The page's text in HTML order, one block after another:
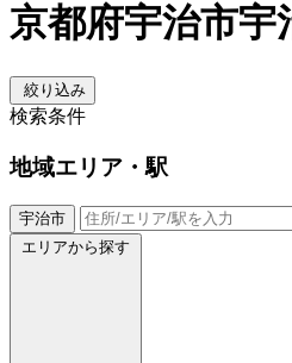
京都府宇治市宇
絞り込み
検索条件
地域エリア・駅
宇治市
エリアから探す